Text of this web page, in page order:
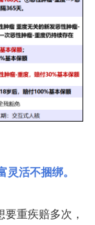
活不捆绑。
重疾赔多次，